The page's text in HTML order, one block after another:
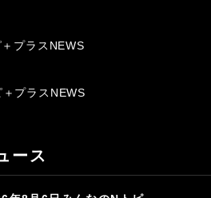
プラスNEWS
プラスNEWS
ース